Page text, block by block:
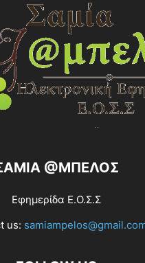
@ΜΠΕΛΟΣ
Εφημερίδα Ε.Ο.Σ.Σ
us: